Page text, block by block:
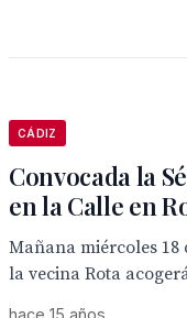
CÁDIZ
Convocada la
en la Calle en
Mañana miércoles 18
la vecina Rota
hace 15 años